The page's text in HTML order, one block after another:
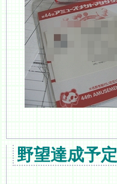
野望達成予定